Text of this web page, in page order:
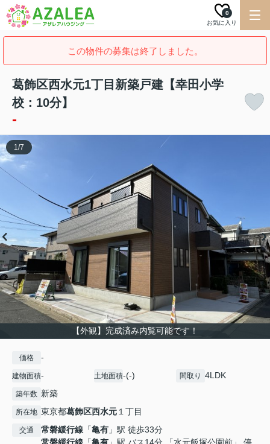
お気に入り
0
この物件の募集は終了しました。
葛飾区西水元1丁目新築戸建【幸田小学
校：10分】
-
【外観】完成済み内覧可能です！
1/7
価格 -
建物面積- 土地面積-(-) 間取り 4LDK
築年数 新築
所在地 東京都葛飾区西水元１丁目
交通 常磐緩行線 「亀有 」駅 徒歩33分